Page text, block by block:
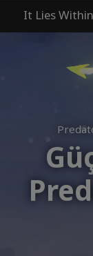
It Lies